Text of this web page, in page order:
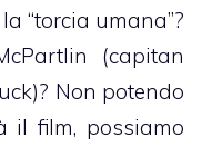
“torcia umana”?
(capitan
Non potendo
il film, possiamo